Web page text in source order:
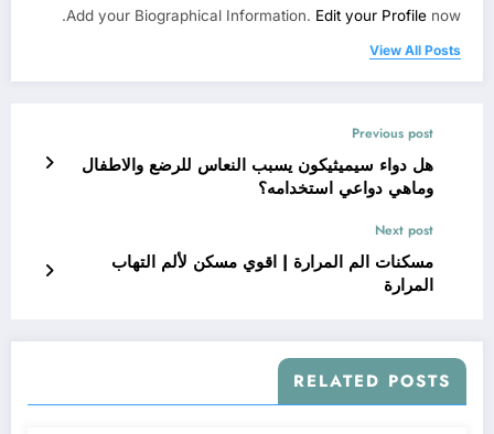
Add your Biographical Information. Edit your Profile now.
View All Posts
Previous post
هل دواء سيميثيكون يسبب النعاس للرضع والاطفال
وماهي دواعي استخدامه؟
Next post
مسكنات الم المرارة | اقوي مسكن لألم التهاب
المرارة
RELATED POSTS